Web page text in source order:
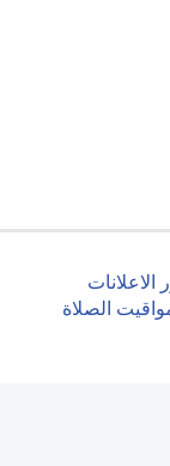
الاعلانات
الصلاة